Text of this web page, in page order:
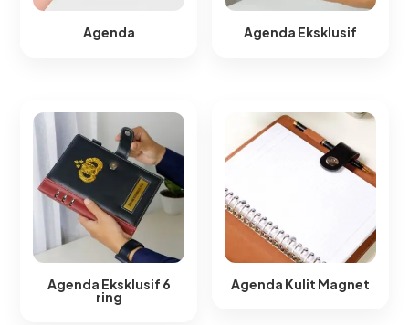
Agenda Agenda Eksklusif
Agenda Eksklusif 6
ring​
Agenda Kulit Magnet​